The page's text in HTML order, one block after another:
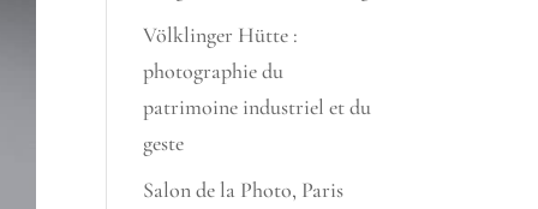
Völklinger Hütte :
photographie du
patrimoine industriel et du
geste
Salon de la Photo, Paris